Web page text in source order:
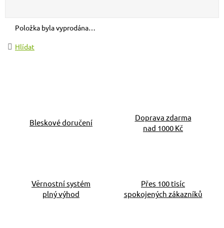
Položka byla vyprodána…
Hlídat
Bleskové doručení
Doprava zdarma
nad 1000 Kč
Věrnostní systém
plný výhod
Přes 100 tisíc
spokojených zákazníků